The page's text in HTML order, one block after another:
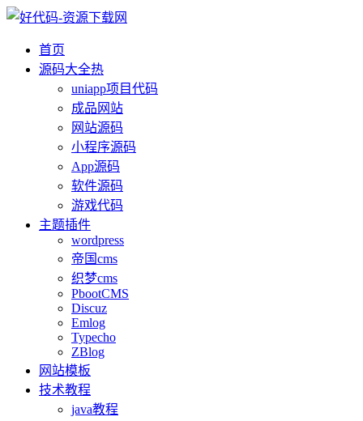
首页
源码大全热
uniapp项目代码
成品网站
网站源码
小程序源码
App源码
软件源码
游戏代码
主题插件
wordpress
帝国cms
织梦cms
PbootCMS
Discuz
Emlog
Typecho
ZBlog
网站模板
技术教程
java教程